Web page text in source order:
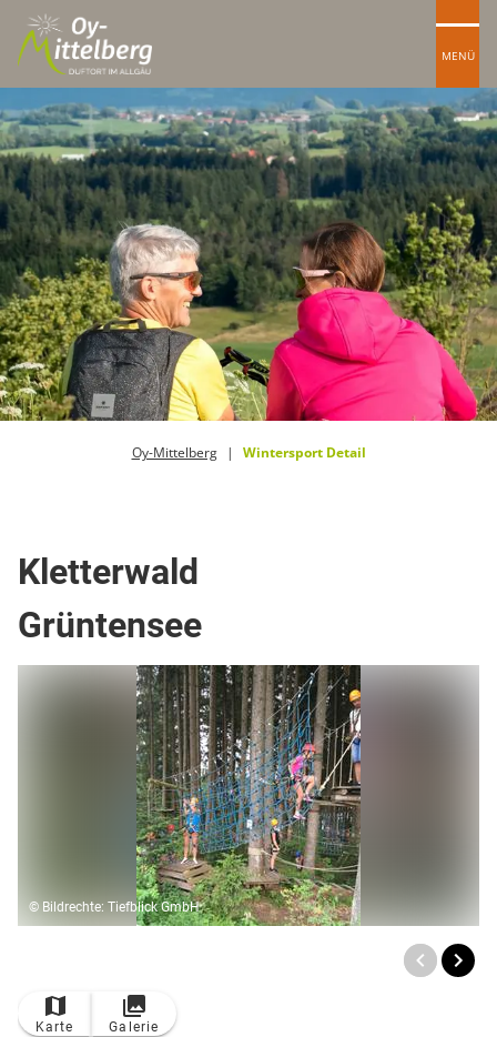
MENÜ
Oy-Mittelberg Wintersport Detail
Kletterwald
Grüntensee
© Bildrechte: Tiefblick GmbH
Karte Galerie